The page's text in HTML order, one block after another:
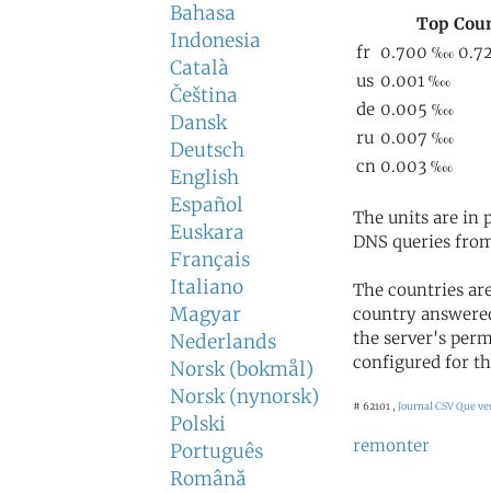
Bahasa
Indonesia
Català
Čeština
Dansk
Deutsch
English
Español
Euskara
Français
Italiano
Magyar
Nederlands
Norsk (bokmål)
Norsk (nynorsk)
Polski
Português
Română
The units are in
DNS queries
The countries
country
the server's
configured for
# 62101 , Journal CSVQue
remonter